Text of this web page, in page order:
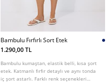
Bambulu Fırfırlı Sort Etek
1.290,00 TL
Bambulu kumaştan, elastik belli, kısa şort
etek. Katmanlı fırfır detaylı ve aynı tonda
iç şort astarlı. Farklı renk seçenekleri